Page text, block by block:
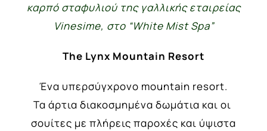
καρπό σταφυλιού της γαλλικής εταιρείας
Vinesime, στο “White Mist Spa”
The Lynx Mountain Resort
Ένα υπερσύγχρονο mountain resort.
Τα άρτια διακοσμημένα δωμάτια και οι
σουίτες με πλήρεις παροχές και ύψιστα